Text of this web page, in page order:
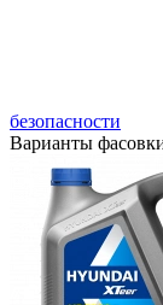
безопасности
Варианты